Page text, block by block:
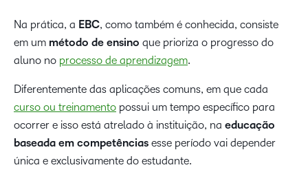
Na prática, a EBC, como também é conhecida, consiste
em um método de ensino que prioriza o progresso do
aluno no processo de aprendizagem.
Diferentemente das aplicações comuns, em que cada
curso ou treinamento possui um tempo específico para
ocorrer e isso está atrelado à instituição, na educação
baseada em competências esse período vai depender
única e exclusivamente do estudante.